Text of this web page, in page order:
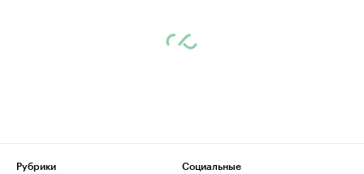
Рубрики
Социальные